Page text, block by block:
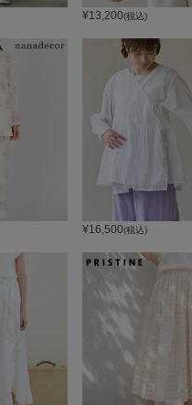
¥13,200(税込)
¥16,500(税込)